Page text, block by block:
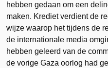
hebben gedaan om een
maken. Krediet verdient de
wijze waarop het tijdens de
de internationale media
hebben geleerd van de
de vorige Gaza oorlog had